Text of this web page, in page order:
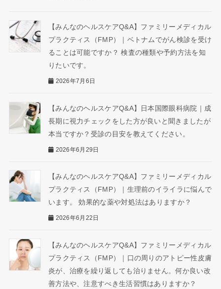
【みんなのヘルスケアQ&A】ファミリーメディカル
プラクティス（FMP）｜ベトナムでがん検診を受け
ることは可能ですか？ 検査の種類や予約方法を知
りたいです。
2026年7月6日
【みんなのヘルスケアQ&A】日本国際眼科病院｜成
長期に視力チェックをした方が良いと聞きましたが
本当ですか？受診の目安を教えてください。
2026年6月29日
【みんなのヘルスケアQ&A】ファミリーメディカル
プラクティス（FMP）｜生理前のイライラに悩んで
います。 効果的な薬や対処法はありますか？
2026年6月22日
【みんなのヘルスケアQ&A】ファミリーメディカル
プラクティス（FMP）｜口の周りのアトピー性皮膚
炎が、治療を繰り返しても治りません。何か良い改
善方法や、注意すべき生活習慣はありますか？